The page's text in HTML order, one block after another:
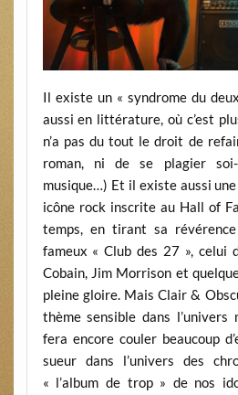
Il existe un « syndrome du
aussi en littérature, où c’est
n’a pas du tout le droit de
roman, ni de se plagier soi-
musique…) Et il existe aussi
icône rock inscrite au Hall of
temps, en tirant sa
fameux « Club des 27 », celui
Cobain, Jim Morrison et
pleine gloire. Mais Clair &
thème sensible dans
fera encore couler beaucoup
sueur dans l’univers des
« l’album de trop » de nos